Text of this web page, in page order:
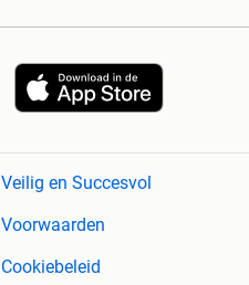
Veilig en Succesvol
Voorwaarden
Cookiebeleid